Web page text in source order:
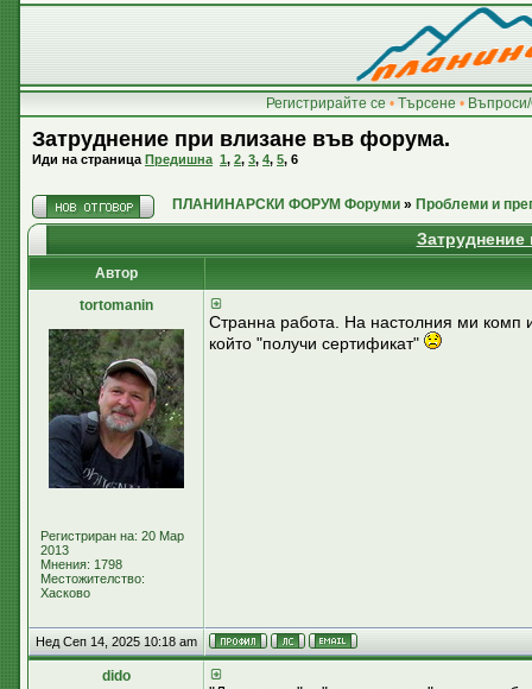
Регистрирайте се • Търсене •
Затруднение при влизане във форума.
Иди на страница Предишна 1, 2, 3, 4, 5, 6
ПЛАНИНАРСКИ ФОРУМ Форуми » Проблеми и
Автор
tortomanin
Регистриран на: 20 Мар
2013
Мнения: 1798
Местожителство:
Хасково
Странна работа. На настолния ми
който "получи сертификат"
Нед Сеп 14, 2025 10:18 am
dido